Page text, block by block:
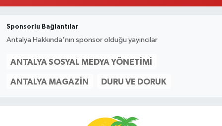
Sponsorlu Bağlantılar
Antalya Hakkında'nın sponsor olduğu yayıncılar
ANTALYA SOSYAL MEDYA YÖNETIMI
ANTALYA MAGAZIN DURU VE DORUK